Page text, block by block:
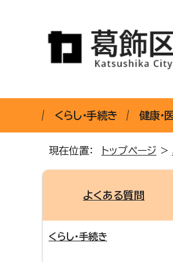
くらし・手続き 健康・
現在位置： トップページ >
よくある質問
くらし・手続き